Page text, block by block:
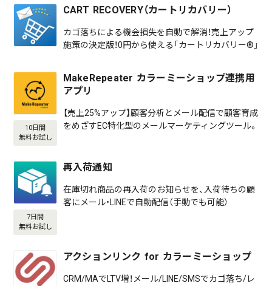
CART RECOVERY（カートリカバリー）
カゴ落ちによる機会損失を自動で解消！売上アップ
施策の決定版！0円から使える「カートリカバリー®」
10日間
無料お試し
MakeRepeater カラーミーショップ連携用
アプリ
【売上25%アップ】顧客分析とメール配信で顧客育成
をめざすEC特化型のメールマーケティングツール。
7日間
無料お試し
再入荷通知
在庫切れ商品の再入荷のお知らせを、入荷待ちの顧
客にメール・LINEで自動配信（手動でも可能）
アクションリンク for カラーミーショップ
CRM/MAでLTV増！メール/LINE/SMSでカゴ落ち/レ